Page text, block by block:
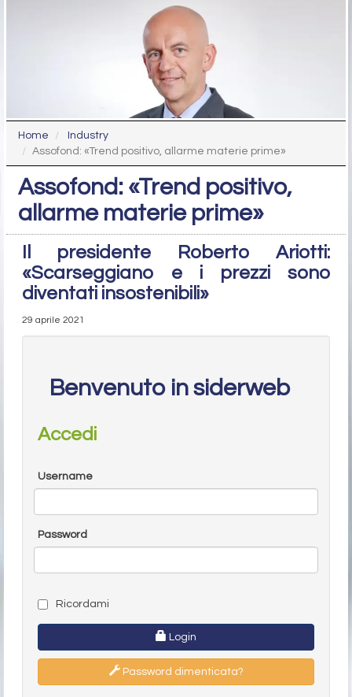
Home
Industry
Assofond: «Trend positivo, allarme materie prime»
Assofond: «Trend positivo,
allarme materie prime»
Il presidente Roberto Ariotti:
«Scarseggiano e i prezzi sono
diventati insostenibili»
29 aprile 2021
Benvenuto in siderweb
Accedi
Username
Password
Ricordami
Login
Password dimenticata?